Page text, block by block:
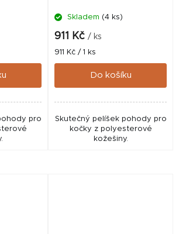
pro
Skladem (4 ks)
911 Kč / ks
Měrná
cena:
911 Kč / 1 ks
Do košíku
Skutečný pelíšek pohody pro
kočky z polyesterové
kožešiny.